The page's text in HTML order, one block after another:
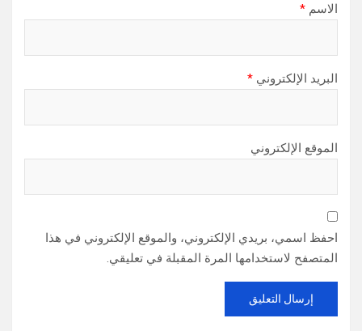
الاسم *
البريد الإلكتروني *
الموقع الإلكتروني
احفظ اسمي، بريدي الإلكتروني، والموقع الإلكتروني في هذا
المتصفح لاستخدامها المرة المقبلة في تعليقي.